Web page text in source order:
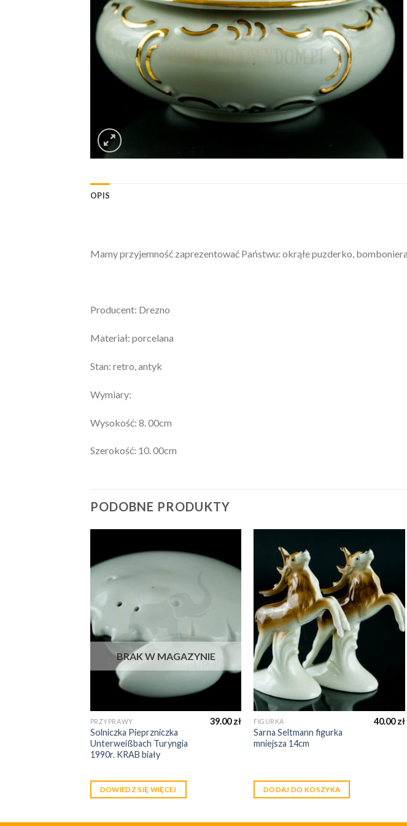
OPIS
Mamy przyjemność zaprezentować Państwu: okrąłe puzderko,
Producent: Drezno
Materiał: porcelana
Stan: retro, antyk
Wymiary:
Wysokość: 8. 00cm
Szerokość: 10. 00cm
PODOBNE PRODUKTY
BRAK W MAGAZYNIE
PRZYPRAWY
Solniczka Pieprzniczka
Unterweißbach Turyngia
1990r. KRAB biały
39.00zł
DOWIEDZ SIĘ WIĘCEJ
FIGURKA
Sarna Seltmann figurka
mniejsza 14cm
40.00zł
DODAJ DO KOSZYKA